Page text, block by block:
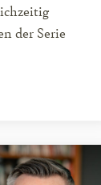
der Serie